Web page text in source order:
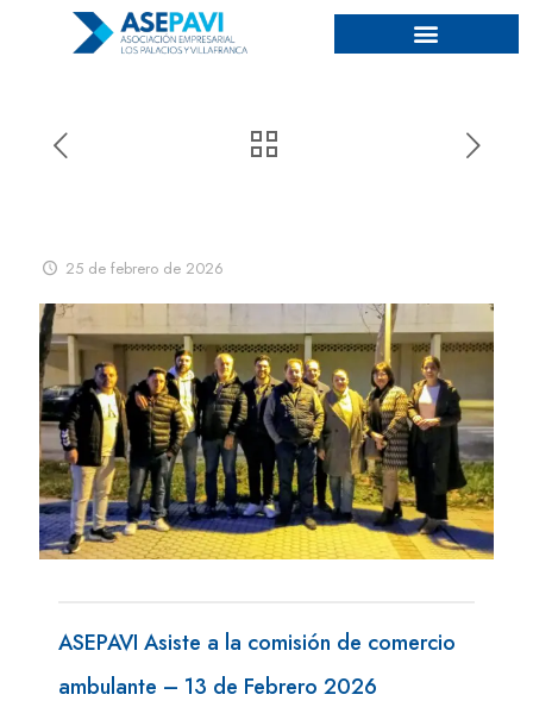
25 de febrero de 2026
ASEPAVI Asiste a la comisión de comercio
ambulante – 13 de Febrero 2026